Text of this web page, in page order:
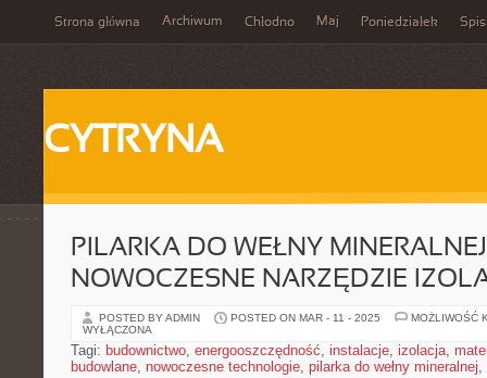
Strona główna Archiwum Chłodno Maj Poniedziałek Spis
CYTRYNA
PILARKA DO WEŁNY
NOWOCZESNE NARZĘDZIE
POSTED BY ADMIN POSTED ON MAR - 11 - 2025
MOŻLIWOŚĆ
WYŁĄCZONA
Tagi: budownictwo, energooszczędność, instalacje, izolacja,
budowlane, nowoczesne technologie, pilarka do wełny mineralnej,